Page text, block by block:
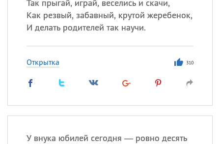
Так прыгай, играй, веселись и скачи,
Как резвый, забавный, крутой жеребенок,
И делать родителей так научи.
Открытка 310
У внука юбилей сегодня — ровно десять